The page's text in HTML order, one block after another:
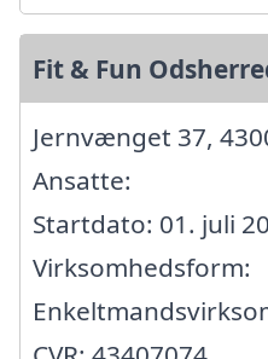
Fit & Fun
Jernvænget 37,
Ansatte:
Startdato: 01. juli
Virksomhedsform: